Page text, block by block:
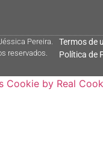
Pereira.
reservados.
Termos de
Política de
Cookie by Real